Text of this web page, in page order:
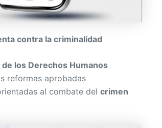
contra la criminalidad
los Derechos Humanos
reformas aprobadas
al combate del crimen